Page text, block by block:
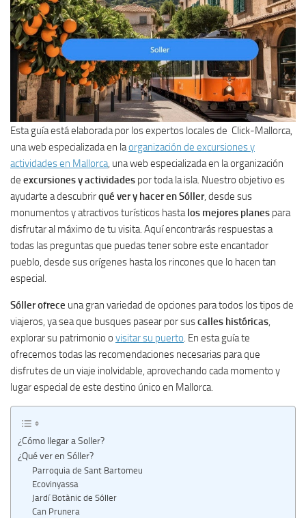
Esta guía está elaborada por los expertos locales de Click-Mallorca,
una web especializada en laorganización de excursiones y
actividades en Mallorca , una web especializada en la organización
de excursiones y actividades por toda la isla. Nuestro objetivo es
ayudarte a descubrirqué ver y hacer en Sóller, desde sus
monumentos y atractivos turísticos hasta los mejores planes para
disfrutar al máximo de tu visita. Aquí encontrarás respuestas a
todas las preguntas que puedas tener sobre este encantador
pueblo, desde sus orígenes hasta los rincones que lo hacen tan
especial.
Sóller ofrece una gran variedad de opciones para todos los tipos de
viajeros, ya sea que busques pasear por suscalles históricas
explorar su patrimonio o visitar su puerto . En esta guía te
ofrecemos todas las recomendaciones necesarias para que
disfrutes de un viaje inolvidable, aprovechando cada momento y
lugar especial de este destino único en Mallorca.
¿Cómo llegar a Soller?
¿Qué ver en Sóller?
Parroquia de Sant Bartomeu
Ecovinyassa
Jardí Botànic de Sóller
Can Prunera